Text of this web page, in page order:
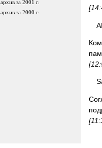
архив за 2001 г.
архив за 2000 г.